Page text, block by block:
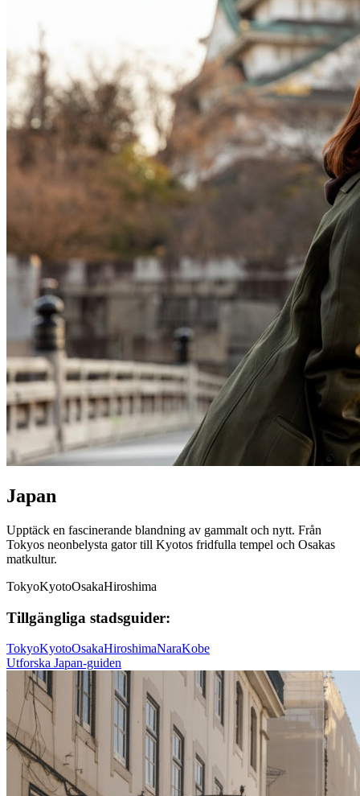
Japan
Upptäck en fascinerande blandning av gammalt och nytt. Från
Tokyos neonbelysta gator till Kyotos fridfulla tempel och Osakas
matkultur.
TokyoKyotoOsakaHiroshima
Tillgängliga stadsguider:
TokyoKyotoOsakaHiroshimaNaraKobe
Utforska Japan-guiden